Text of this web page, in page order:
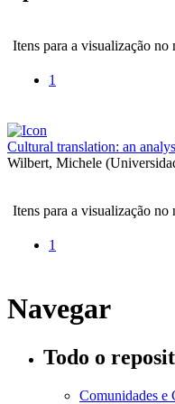
Itens para a visualização no
1
Cultural translation: an
Wilbert, Michele (
Itens para a visualização no
1
Navegar
Todo o
Comunidades e